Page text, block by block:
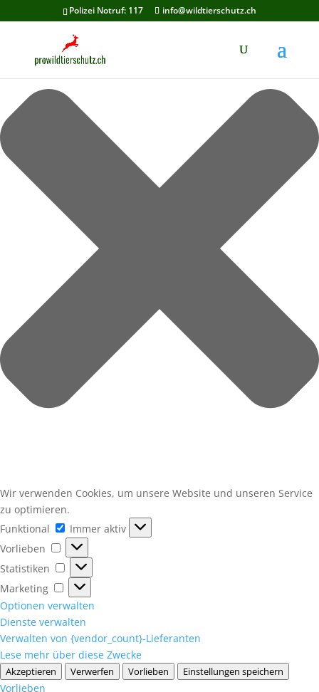
Cookie-Zustimmung verwalten
Wir verwenden Cookies, um unsere Website und unseren Service
zu optimieren.
Funktional
Funktional
Immer aktiv
Vorlieben
Vorlieben
Statistiken
Statistiken
Marketing
Marketing
Optionen verwalten
Dienste verwalten
Verwalten von {vendor_count}-Lieferanten
Lese mehr über diese Zwecke
Akzeptieren Verwerfen Vorlieben Einstellungen speichern
Vorlieben
Polizei Notruf: 117 info@wildtierschutz.ch